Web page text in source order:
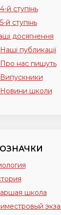
4-й ступінь
5-й ступінь
досягнення
Наші публикації
Про нас пишуть
Випускники
Новини школи
школа